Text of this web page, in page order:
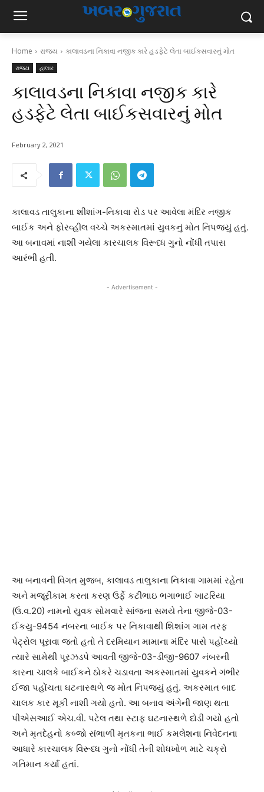
Home રાજ્ય કાલાવડના નિકાવા નજીક કારે હડફેટે લેતા બાઈકસવારનું મોત
રાજ્ય હાલાર
કાલાવડના નિકાવા નજીક કારે
હડફેટે લેતા બાઈકસવારનું મોત
February 2, 2021
કાલાવડ તાલુકાના શીશાંગ-નિકાવા રોડ પર આવેલા મંદિર નજીક
બાઈક અને ફોરવ્હીલ વચ્ચે અકસ્માતમાં યુવકનું મોત નિપજ્યું હતું.
આ બનાવમાં નાશી ગયેલા કારચાલક વિરૂધ્ધ ગુનો નોંધી તપાસ
આરંભી હતી.
- Advertisement -
આ બનાવની વિગત મુજબ, કાલાવડ તાલુકાના નિકાવા ગામમાં રહેતા
અને મજૂરીકામ કરતા કરણ ઉર્ફે કટીભાઇ ભગાભાઈ ખાટરિયા
(ઉ.વ.20) નામનો યુવક સોમવારે સાંજના સમયે તેના જીજે-03-
ઈકયુ-9454 નંબરના બાઈક પર નિકાવાથી શિશાંગ ગામ તરફ
પેટ્રોલ પૂરાવા જતો હતો તે દરમિયાન મામાના મંદિર પાસે પહોંચ્યો
ત્યારે સામેથી પૂરઝડપે આવતી જીજે-03-ડીજી-9607 નંબરની
કારના ચાલકે બાઈકને ઠોકરે ચડાવતા અકસ્માતમાં યુવકને ગંભીર
ઈજા પહોંચતા ઘટનાસ્થળે જ મોત નિપજ્યું હતું. અકસ્માત બાદ
ચાલક કાર મૂકી નાશી ગયો હતો. આ બનાવ અંગેની જાણ થતા
પીએસઆઈ એચ.વી. પટેલ તથા સ્ટાફ ઘટનાસ્થળે દોડી ગયો હતો
અને મૃતદેહનો કબ્જો સંભાળી મૃતકના ભાઈ કમલેશના નિવેદનના
આધારે કારચાલક વિરૂધ્ધ ગુનો નોંધી તેની શોધખોળ માટે ચક્રો
ગતિમાન કર્યા હતાં.